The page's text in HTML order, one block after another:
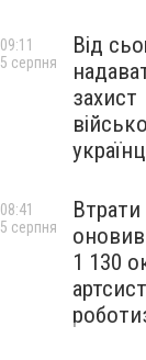
Від
захист
09:11
5 серпня
Втрати
1 130
08:41
5 серпня